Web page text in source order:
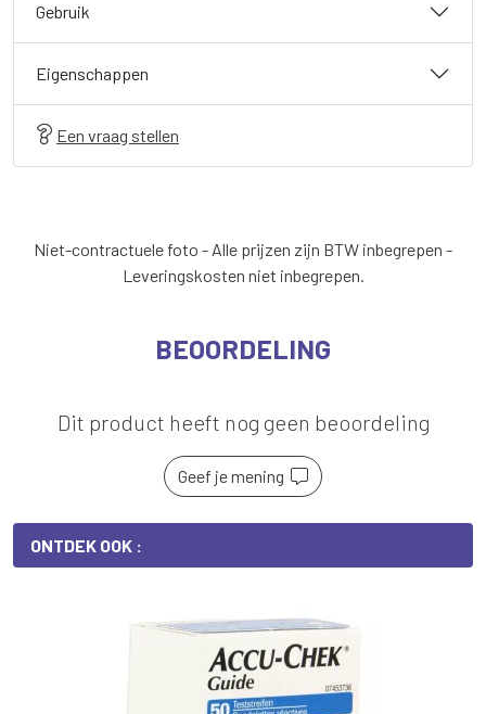
Gebruik
Eigenschappen
Een vraag stellen
Niet-contractuele foto - Alle prijzen zijn BTW inbegrepen -
Leveringskosten niet inbegrepen.
BEOORDELING
Dit product heeft nog geen beoordeling
Geef je mening
ONTDEK OOK :